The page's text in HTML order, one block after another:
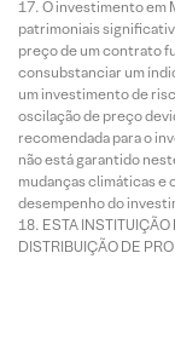
O investimento em
patrimoniais
preço de um contrato
consubstanciar um
um investimento de
oscilação de preço
recomendada para o
não está garantido
mudanças climáticas e
desempenho do
ESTA
DISTRIBUIÇÃO DE